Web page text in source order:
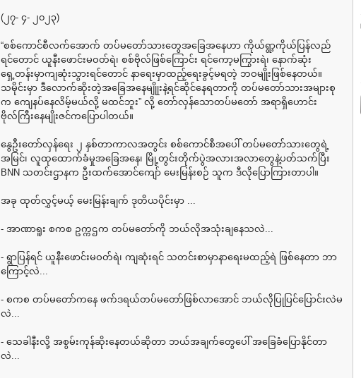
(၂၇- ၄- ၂၀၂၃)
“စစ်ကောင်စီလက်အောက် တပ်မတော်သားတွေအခြေအနေဟာ ကိုယ်ရွာ့ကိုယ်ပြန်လည်
ရင်တောင် ယူနီးဖောင်းမဝတ်ရဲ၊ စစ်ဗိုလ်ဖြစ်ကြောင်း ရင်ကော့မကြွားရဲ၊ နောက်ဆုံး
ရှေ့တန်းမှာကျဆုံးသွားရင်တောင် နာရေးမှာထည့်ရေးခွင့်မရတဲ့ ဘဝမျိုးဖြစ်နေတယ်။
သမိုင်းမှာ ဒီလောက်ဆိုးတဲ့အခြေအနေမျိုုးနဲ့ရင်ဆိုင်နေရတာကို တပ်မတော်သားအများစု
က ကျေနပ်နေလိမ့်မယ်လို့ မထင်ဘူး” လို့ တော်လှန်သောတပ်မတော် အရာရှိဟောင်း
ဗိုလ်ကြီးနေမျိုးဇင်ကပြောပါတယ်။
နွေဦးတော်လှန်ရေး ၂ နှစ်တာကာလအတွင်း စစ်ကောင်စီအပေါ် တပ်မတော်သားတွေရဲ့
အမြင်၊ လူထုထောက်ခံမှုအခြေအနေ၊ မြို့တွင်းတိုက်ပွဲအလားအလာတွေနဲ့ပတ်သက်ပြီး
BNN သတင်းဌာနက ဦးထက်အောင်ကျော် မေးမြန်းစဉ် သူက ဒီလိုပြောကြားတာပါ။
အခု ထုတ်လွှင့်မယ့် မေးမြန်းချက် ဒုတိယပိုင်းမှာ ...
- အာဏာရူး စကစ ဥက္ကဌက တပ်မတော်ကို ဘယ်လိုအသုံးချနေသလဲ...
- ရွာပြန်ရင် ယူနီးဖောင်းမဝတ်ရဲ၊ ကျဆုံးရင် သတင်းစာမှာနာရေးမထည့်ရဲ ဖြစ်နေတာ ဘာ
ကြောင့်လဲ...
- စကစ တပ်မတော်ကနေ ဖက်ဒရယ်တပ်မတော်ဖြစ်လာအောင် ဘယ်လိုပြုပြင်ပြောင်းလဲမ
လဲ...
- သေခါနီးလို့ အစွမ်းကုန်ဆိုးနေတယ်ဆိုတာ ဘယ်အချက်တွေပေါ် အခြေခံပြောနိုင်တာ
လဲ...